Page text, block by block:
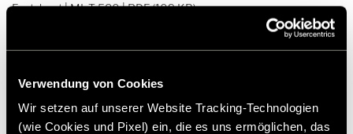
Verwendung von Cookies
Wir setzen auf unserer Website Tracking-Technologien
(wie Cookies und Pixel) ein, die es uns ermöglichen, das
Factsheet | ML-T 580 | PDF (109 KB)
Pressebild | Hymer ML-T_Aussenansicht_1 | JPG (3.4 MB)
Herunterladen